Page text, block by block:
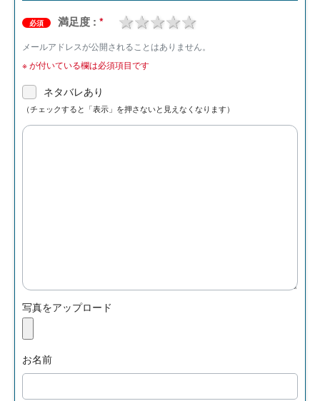
必須 満足度 : * 4 stars
3 stars
2 stars
1 star
メールアドレスが公開されることはありません。
※が付いている欄は必須項目です
ネタバレあり
（チェックすると「表示」を押さないと見えなくなります）
写真をアップロード
お名前